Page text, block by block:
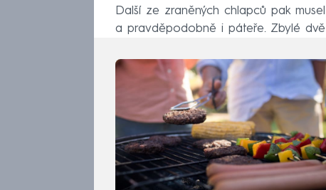
Další ze zraněných chlapců pak
a pravděpodobně i páteře. Zbylé